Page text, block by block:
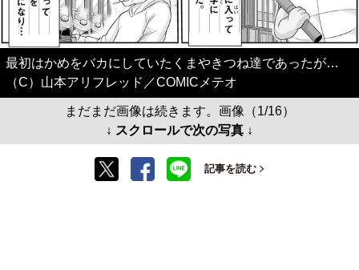
最初はかめをバカにしていたくまやきつね達であったが…
（C）山本アリフレッド／COMICメテオ
まだまだ画像は続きます。画像（1/16）
↓ スクロールで次の写真 ↓
記事を読む